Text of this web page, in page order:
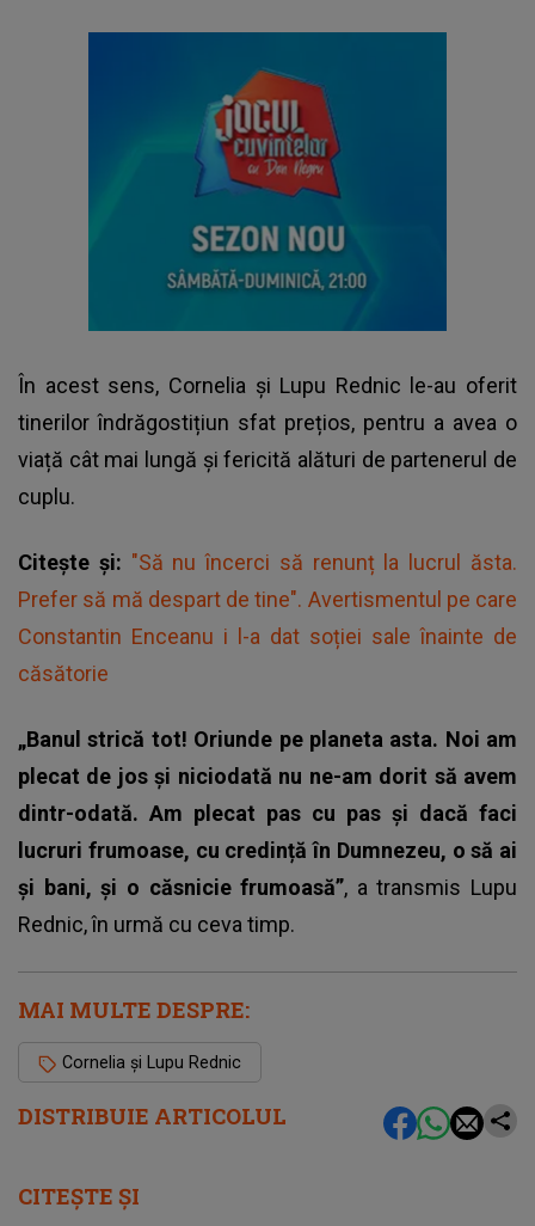
DISTRIBUIE ARTICOLUL
În acest sens, Cornelia și Lupu Rednic le-au oferit
tinerilor îndrăgostițiun sfat prețios, pentru a avea o
viață cât mai lungă și fericită alături de partenerul de
cuplu.
Citește și: "Să nu încerci să renunț la lucrul ăsta.
Prefer să mă despart de tine". Avertismentul pe care
Constantin Enceanu i l-a dat soției sale înainte de
căsătorie
„Banul strică tot! Oriunde pe planeta asta. Noi am
plecat de jos și niciodată nu ne-am dorit să avem
dintr-odată. Am plecat pas cu pas și dacă faci
lucruri frumoase, cu credință în Dumnezeu, o să ai
și bani, și o căsnicie frumoasă”, a transmis Lupu
Rednic, în urmă cu ceva timp.
MAI MULTE DESPRE:
Cornelia și Lupu Rednic
CITEȘTE ȘI